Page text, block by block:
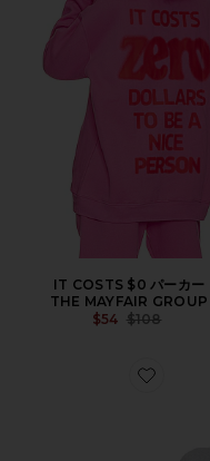
IT COSTS $0 パーカー
THE MAYFAIR GROUP
$54 Previous
$108
Favorite